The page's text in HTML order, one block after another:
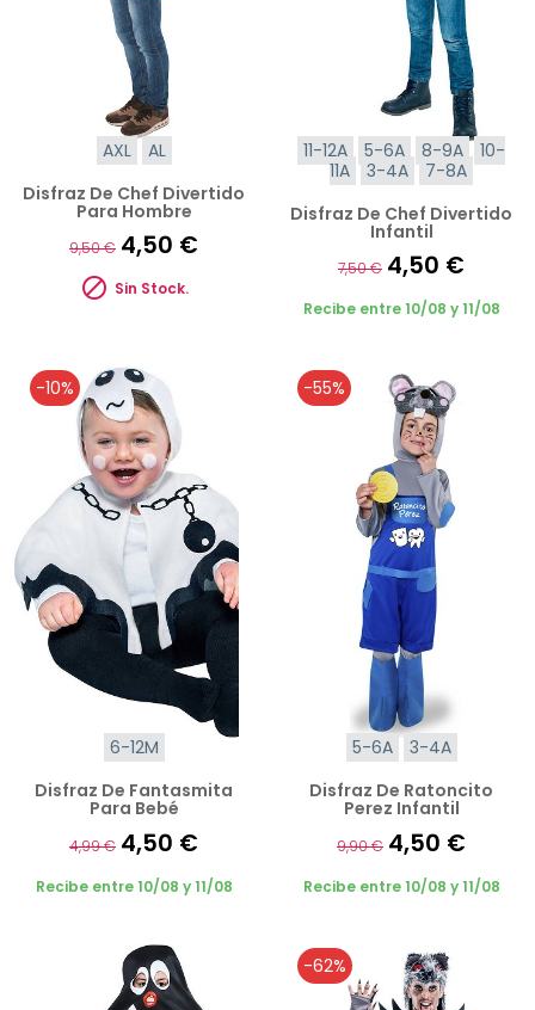
AXL
AL
Disfraz De Chef Divertido
Para Hombre
9,50 € 4,50 €
 Sin Stock.
11-12A 5-6A 8-9A
10-
11A
3-4A
7-8A
Disfraz De Chef Divertido
Infantil
7,50 € 4,50 €
Recibe entre 10/08 y 11/08
-10%
6-12M
Disfraz De Fantasmita
Para Bebé
4,99 € 4,50 €
Recibe entre 10/08 y 11/08
-55%
5-6A
3-4A
Disfraz De Ratoncito
Perez Infantil
9,90 € 4,50 €
Recibe entre 10/08 y 11/08
-62%